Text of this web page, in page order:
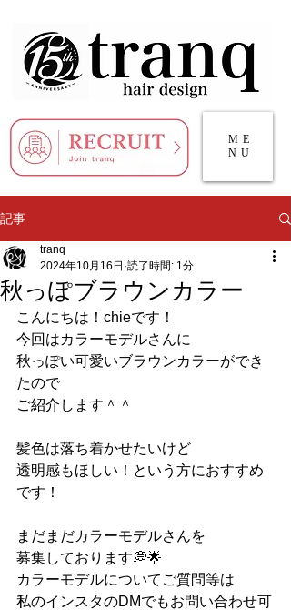
ME
NU
記事
秋っぽブラウンカラー
tranq
2024年10月16日 読了時間: 1分
こんにちは！chieです！
今回はカラーモデルさんに
秋っぽい可愛いブラウンカラーができ
たので
ご紹介します＾＾
髪色は落ち着かせたいけど
透明感もほしい！という方におすすめ
です！
まだまだカラーモデルさんを
募集しております💭🌟
カラーモデルについてご質問等は
私のインスタのDMでもお問い合わせ可